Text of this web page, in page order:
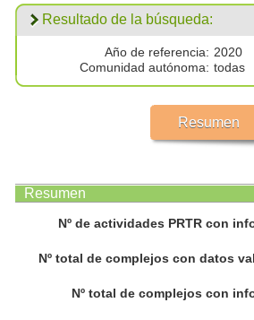
establecidos en el Anexo II “Lista de
Sustancias” del Real Decreto
508/2007, de 20 de abril, que regula
el suministro de información sobre
emisiones del Reglamento E - PRTR
y de las autorizaciones ambientales
integradas.
Los datos publicados respecto al
todas las
emisiones por encima de cero
Resultado de la búsqueda:
Año de referencia: 2020
Comunidad autónoma: todas
Resumen
Resumen
Nº de actividades PRTR con
Nº total de complejos con datos
Nº total de complejos con